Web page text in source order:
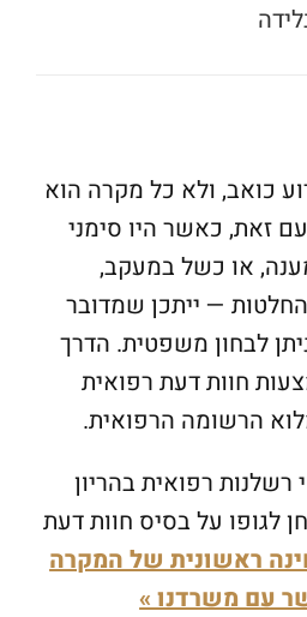
כואב, ולא כל מקרה הוא
זאת, כאשר היו סימני
או כשל במעקב,
— ייתכן שמדובר
לבחון משפטית. הדרך
חוות דעת רפואית
הרשומה הרפואית.
רפואית בהריון
לגופו על בסיס חוות דעת
ראשונית של המקרה
עם משרדנו »